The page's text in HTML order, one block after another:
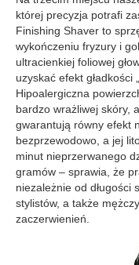
której precyzja potrafi
Finishing Shaver to
wykończeniu fryzury i
ultracienkiej foliowej
uzyskać efekt gładkości
Hipoalergiczna
bardzo wrażliwej skóry,
gwarantują równy efekt
bezprzewodowo, a jej
minut nieprzerwanego
gramów – sprawia, że
niezależnie od długości
stylistów, a także
zaczerwienień.